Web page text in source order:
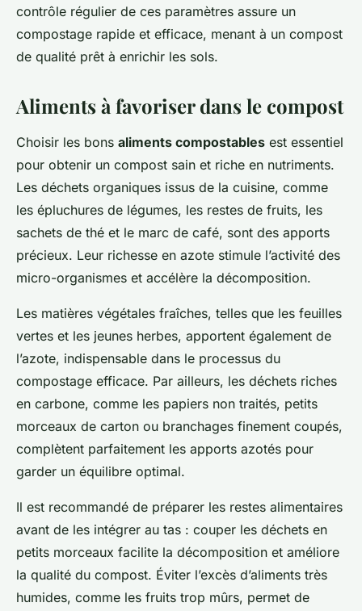
contrôle régulier de ces paramètres assure un
compostage rapide et efficace, menant à un compost
de qualité prêt à enrichir les sols.
Aliments à favoriser dans le compost
Choisir les bons aliments compostables est essentiel
pour obtenir un compost sain et riche en nutriments.
Les déchets organiques issus de la cuisine, comme
les épluchures de légumes, les restes de fruits, les
sachets de thé et le marc de café, sont des apports
précieux. Leur richesse en azote stimule l’activité des
micro-organismes et accélère la décomposition.
Les matières végétales fraîches, telles que les feuilles
vertes et les jeunes herbes, apportent également de
l’azote, indispensable dans le processus du
compostage efficace. Par ailleurs, les déchets riches
en carbone, comme les papiers non traités, petits
morceaux de carton ou branchages finement coupés,
complètent parfaitement les apports azotés pour
garder un équilibre optimal.
Il est recommandé de préparer les restes alimentaires
avant de les intégrer au tas : couper les déchets en
petits morceaux facilite la décomposition et améliore
la qualité du compost. Éviter l’excès d’aliments très
humides, comme les fruits trop mûrs, permet de